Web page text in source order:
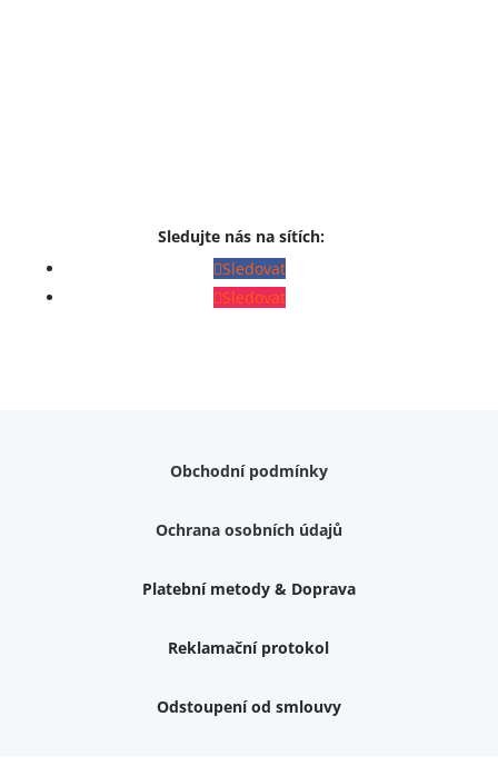
Sledujte nás na sítích:
Sledovat
Sledovat
Obchodní podmínky
Ochrana osobních údajů
Platební metody & Doprava
Reklamační protokol
Odstoupení od smlouvy